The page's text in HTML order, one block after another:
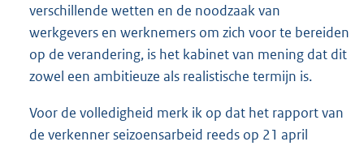
verschillende wetten en de noodzaak van
werkgevers en werknemers om zich voor te bereiden
op de verandering, is het kabinet van mening dat dit
zowel een ambitieuze als realistische termijn is.
Voor de volledigheid merk ik op dat het rapport van
de verkenner seizoensarbeid reeds op 21 april